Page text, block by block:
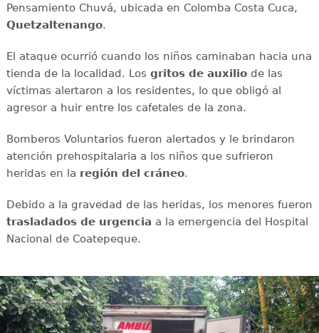
Pensamiento Chuvá, ubicada en Colomba Costa Cuca,
Quetzaltenango.
El ataque ocurrió cuando los niños caminaban hacia una
tienda de la localidad. Los gritos de auxiliode las
víctimas alertaron a los residentes, lo que obligó al
agresor a huir entre los cafetales de la zona.
Bomberos Voluntarios fueron alertados y le brindaron
atención prehospitalaria a los niños que sufrieron
heridas en la región del cráneo.
Debido a la gravedad de las heridas, los menores fueron
trasladados de urgencia a la emergencia del Hospital
Nacional de Coatepeque.